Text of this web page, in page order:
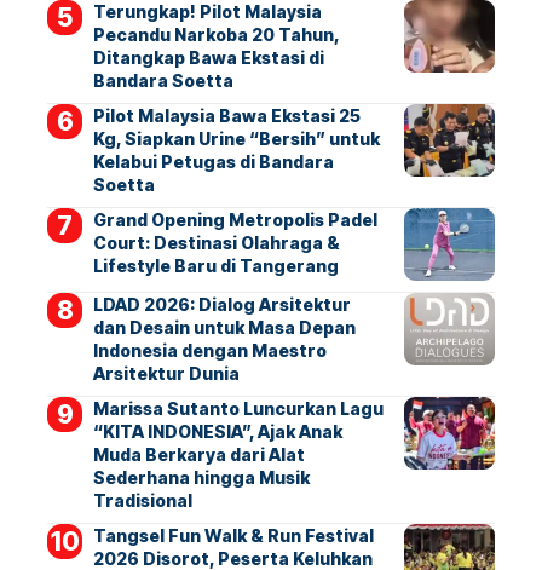
Terungkap! Pilot Malaysia
Pecandu Narkoba 20 Tahun,
Ditangkap Bawa Ekstasi di
Bandara Soetta
Pilot Malaysia Bawa Ekstasi 25
Kg, Siapkan Urine “Bersih” untuk
Kelabui Petugas di Bandara
Soetta
Grand Opening Metropolis Padel
Court: Destinasi Olahraga &
Lifestyle Baru di Tangerang
LDAD 2026: Dialog Arsitektur
dan Desain untuk Masa Depan
Indonesia dengan Maestro
Arsitektur Dunia
Marissa Sutanto Luncurkan Lagu
“KITA INDONESIA”, Ajak Anak
Muda Berkarya dari Alat
Sederhana hingga Musik
Tradisional
Tangsel Fun Walk & Run Festival
2026 Disorot, Peserta Keluhkan